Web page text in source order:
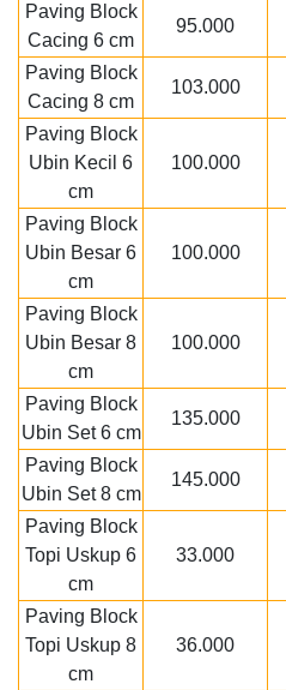
Paving Block
Cacing 6 cm
95.000
Paving Block
Cacing 8 cm
103.000
Paving Block
Ubin Kecil 6
cm
100.000
Paving Block
Ubin Besar 6
cm
100.000
Paving Block
Ubin Besar 8
cm
100.000
Paving Block
Ubin Set 6 cm
135.000
Paving Block
Ubin Set 8 cm
145.000
Paving Block
Topi Uskup 6
cm
33.000
Paving Block
Topi Uskup 8
cm
36.000